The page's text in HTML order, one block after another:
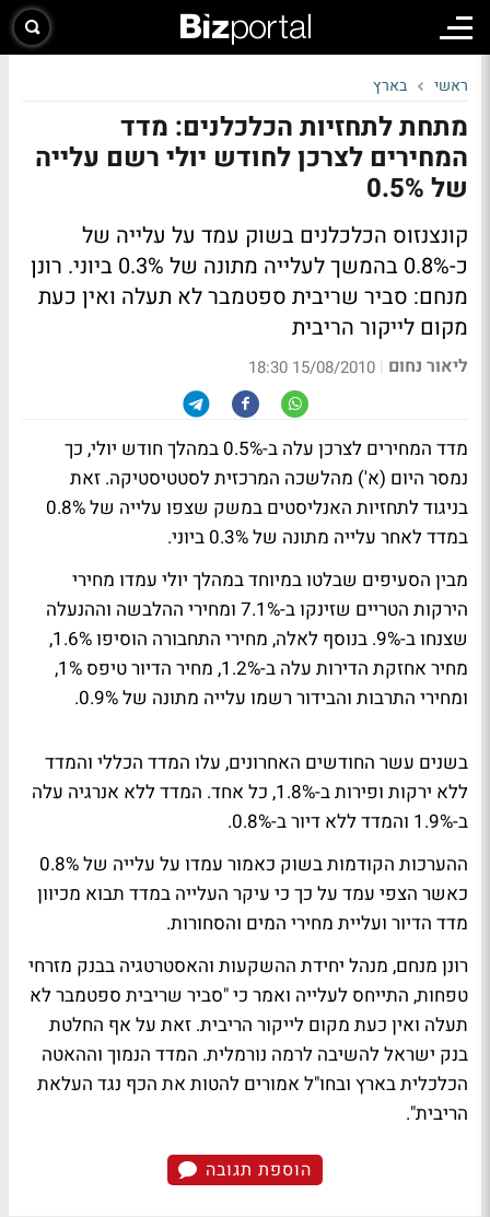
ראשי בארץ
מתחת לתחזיות הכלכלנים: מדד
המחירים לצרכן לחודש יולי רשם עלייה
של 0.5%
קונצנזוס הכלכלנים בשוק עמד על עלייה של
כ-0.8% בהמשך לעלייה מתונה של 0.3% ביוני.
רונן
מנחם: סביר שריבית ספטמבר לא תעלה ואין כעת
מקום לייקור הריבית
ליאור נחום |
15/08/2010 18:30
מדד המחירים לצרכן עלה ב-0.5% במהלך חודש יולי, כך
נמסר היום (א') מהלשכה המרכזית לסטטיסטיקה. זאת
בניגוד לתחזיות האנליסטים במשק שצפו עלייה של 0.8%
במדד לאחר עלייה מתונה של 0.3% ביוני.
מבין הסעיפים שבלטו במיוחד במהלך יולי עמדו מחירי
הירקות הטריים שזינקו ב-7.1% ומחירי ההלבשה וההנעלה
שצנחו ב-9%. בנוסף לאלה, מחירי התחבורה הוסיפו 1.6%,
מחיר אחזקת הדירות עלה ב-1.2%, מחיר הדיור טיפס 1%,
ומחירי התרבות והבידור רשמו עלייה מתונה של 0.9%.
בשנים עשר החודשים האחרונים, עלו המדד הכללי והמדד
ללא ירקות ופירות ב-1.8%, כל אחד. המדד ללא אנרגיה עלה
ב-1.9% והמדד ללא דיור ב-0.8%.
ההערכות הקודמות בשוק כאמור עמדו על עלייה של 0.8%
כאשר הצפי עמד על כך כי עיקר העלייה במדד תבוא מכיוון
מדד הדיור ועליית מחירי המים והסחורות.
רונן מנחם, מנהל יחידת ההשקעות והאסטרטגיה בבנק מזרחי
טפחות, התייחס לעלייה ואמר כי "סביר שריבית ספטמבר לא
תעלה ואין כעת מקום לייקור הריבית. זאת על אף החלטת
בנק ישראל להשיבה לרמה נורמלית. המדד הנמוך וההאטה
הכלכלית בארץ ובחו"ל אמורים להטות את הכף נגד העלאת
הריבית".
הוספת תגובה